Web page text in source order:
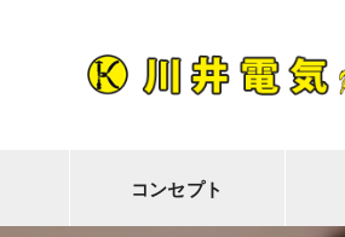
コンセプト